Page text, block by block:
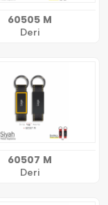
60505 M
Deri
60507 M
Deri